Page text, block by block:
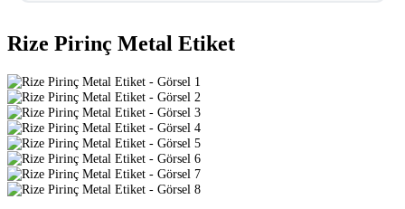
Rize Pirinç Metal Etiket